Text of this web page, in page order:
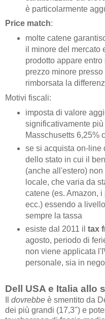
è particolarmente
Price match:
molte catene
il minore del mercato
prodotto appare
prezzo minore
rimborsata la
Motivi fiscali:
imposta di valore
significativamente
Masschusetts 6,25%
se si acquista on-line
dello stato in cui il
(anche all'estero)
locale, che varia da
catene (es. Amazon,
ecc.) essendo a
sempre la tassa
esiste dal 2011 il tax
agosto, periodo di
non viene applicata
personale, sia in
Dell USA e Italia allo
dovrebbe è smentito da
dei più grandi (17,3") e